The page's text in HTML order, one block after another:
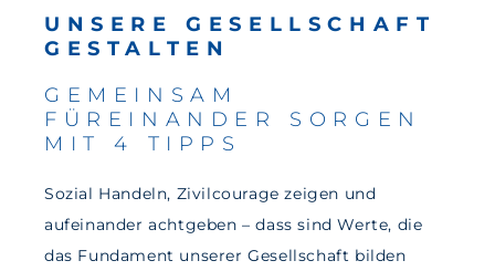
UNSERE GESELLSCHAFT
GESTALTEN
GEMEINSAM
FÜREINANDER SORGEN
MIT 4 TIPPS
Sozial Handeln, Zivilcourage zeigen und
aufeinander achtgeben – dass sind Werte, die
das Fundament unserer Gesellschaft bilden